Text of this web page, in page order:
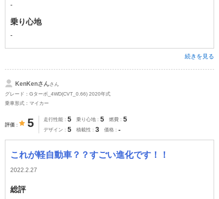
-
乗り心地
-
続きを見る
KenKenさんさん
グレード：Gターボ_4WD(CVT_0.66) 2020年式
乗車形式：マイカー
評価 5 走行性能 5 乗り心地 5 燃費 5
デザイン 5 積載性 3 価格 -
これが軽自動車？？すごい進化です！！
2022.2.27
総評